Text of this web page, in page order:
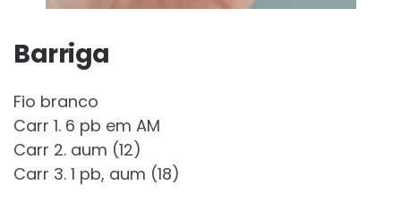
Barriga
Fio branco
Carr 1. 6 pb em AM
Carr 2. aum (12)
Carr 3. 1 pb, aum (18)